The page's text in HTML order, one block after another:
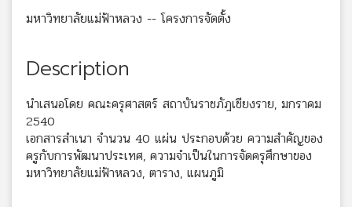
มหาวิทยาลัยแม่ฟ้าหลวง -- โครงการจัดตั้ง
Description
นำเสนอโดย คณะครุศาสตร์ สถาบันราชภัฎเชียงราย, มกราคม
2540
เอกสารสำเนา จำนวน 40 แผ่น ประกอบด้วย ความสำคัญของ
ครูกับการพัฒนาประเทศ, ความจำเป็นในการจัดครุศึกษาของ
มหาวิทยาลัยแม่ฟ้าหลวง, ตาราง, แผนภูมิ